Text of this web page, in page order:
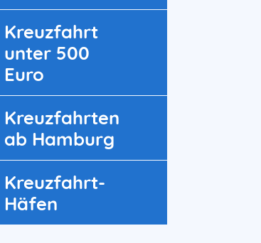
Kreuzfahrt
unter 500
Euro
Kreuzfahrten
ab Hamburg
Kreuzfahrt-
Häfen